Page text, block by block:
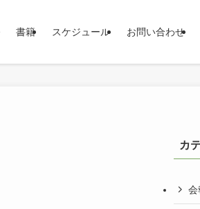
書籍 スケジュール お問い合わせ
カ
会